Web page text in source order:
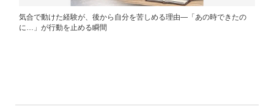
気合で動けた経験が、後から自分を苦しめる理由―「あの時できたの
に…」が行動を止める瞬間